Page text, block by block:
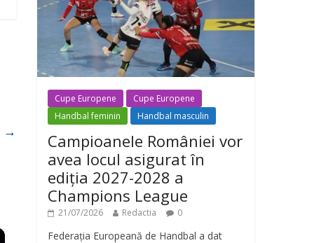
→
Cupe Europene
Cupe Europene
Handbal feminin
Handbal masculin
Campioanele României vor
avea locul asigurat în
ediția 2027-2028 a
Champions League
21/07/2026 Redactia 0
Federația Europeană de Handbal a dat